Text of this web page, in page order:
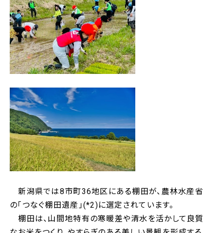
新潟県では8市町36地区にある棚田が、農林水産省
の「つなぐ棚田遺産」(*2)に選定されています。
棚田は、山間地特有の寒暖差や清水を活かして良質